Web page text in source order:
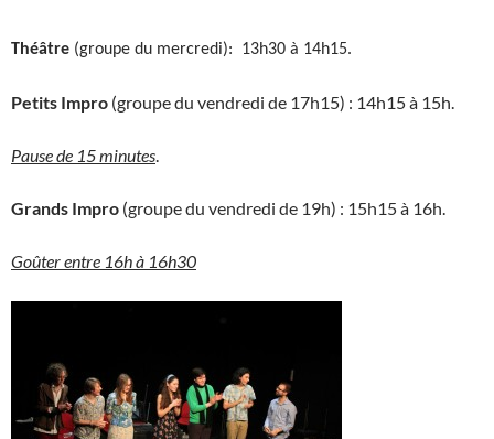
Théâtre (groupe du mercredi): 13h30 à 14h15.
Petits Impro (groupe du vendredi de 17h15) : 14h15 à 15h.
Pause de 15 minutes.
Grands Impro (groupe du vendredi de 19h) : 15h15 à 16h.
Goûter entre 16h à 16h30